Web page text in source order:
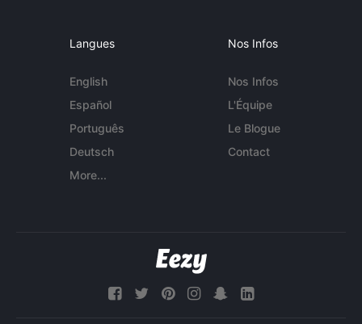
Langues
English
Español
Português
Deutsch
More...
Nos Infos
Nos Infos
L'Équipe
Le Blogue
Contact